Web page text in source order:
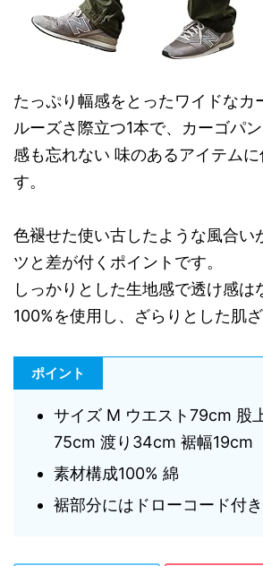
たっぷり幅感をとったワイドなカ
ルーズさ際立つ1本で、カーゴパ
感も忘れない 味のあるアイテムに
す。
色褪せた使い古したような風合い
ツと差が付くポイントです。
しっかりとした生地感で透け感は
100%を使用し、ざらりとした肌ざ
ポイント
サイズ M ウエスト79cm 股
75cm 渡り34cm 裾幅19cm
素材構成100% 綿
裾部分にはドローコード付き